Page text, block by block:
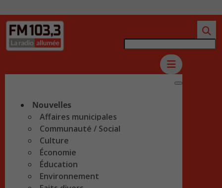
Nouvelles
Affaires municipales
Communauté / Social
Culture
Économie
Éducation
Environnement